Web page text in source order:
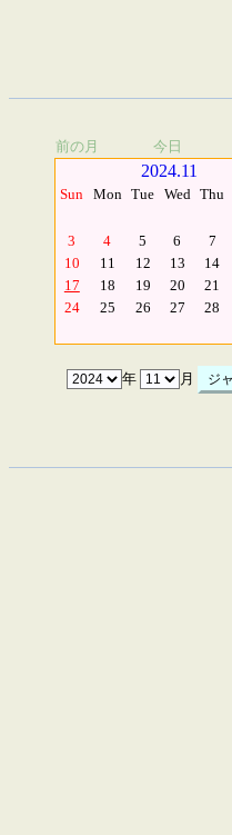
前の月 今日
2024.11
Sun Mon Tue Wed Thu
3
4 5 6 7
10
11 12 13 14
17
18 19 20 21
24
25 26 27 28
年 月